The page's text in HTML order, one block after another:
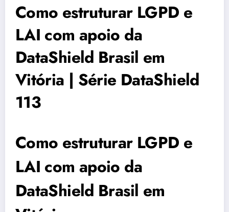
Como estruturar LGPD e
LAI com apoio da
DataShield Brasil em
Vitória | Série DataShield
113
Como estruturar LGPD e
LAI com apoio da
DataShield Brasil em